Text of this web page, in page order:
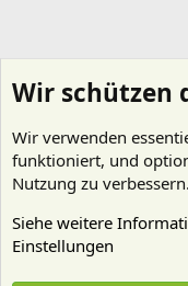
Wir schützen
Wir verwenden
funktioniert, und
Nutzung zu verbessern.
Siehe weitere
Einstellungen